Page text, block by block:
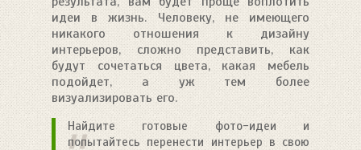
идеи в жизнь. Человеку, не имеющего
никакого отношения к дизайну
интерьеров, сложно представить, как
будут сочетаться цвета, какая мебель
подойдет, а уж тем более
визуализировать его.
Найдите готовые фото-идеи и
попытайтесь перенести интерьер в свою